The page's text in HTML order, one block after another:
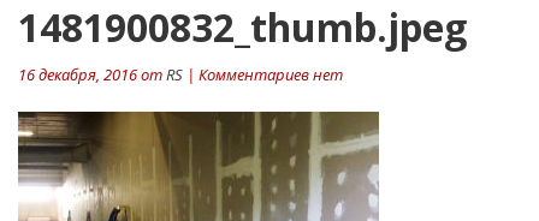
1481900832_thumb.jpeg
16 декабря, 2016 отRS | Комментариев нет